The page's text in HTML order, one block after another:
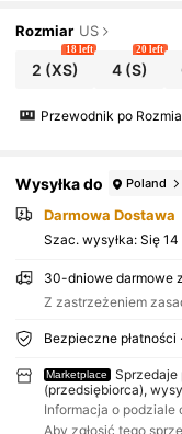
Rozmiar US
2 (XS)
18 left
4(S)
20 left
Przewodnik po
Wysyłka do Poland
Darmowa Dostawa
Szac. wysyłka: Się 14
30-dniowe darmowe
Z zastrzeżeniem
Bezpieczne płatności
Marketplace
Sprzedaje
(przedsiębiorca),
Informacja o
Aby zgłosić tego